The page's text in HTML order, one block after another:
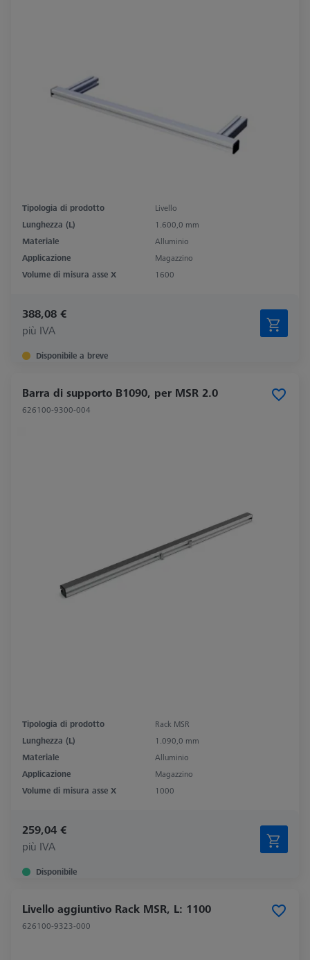
Tipologia di prodotto
Livello
Lunghezza (L)
1.600,0 mm
Materiale
Alluminio
Applicazione
Magazzino
Volume di misura asse X
1600
388,08 €
più IVA
Disponibile a breve
Barra di supporto B1090, per MSR 2.0
626100-9300-004
Tipologia di prodotto
Rack MSR
Lunghezza (L)
1.090,0 mm
Materiale
Alluminio
Applicazione
Magazzino
Volume di misura asse X
1000
259,04 €
più IVA
Disponibile
Livello aggiuntivo Rack MSR, L: 1100
626100-9323-000